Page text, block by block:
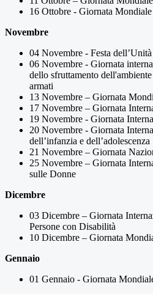
16 Ottobre - Giornata
Novembre
04 Novembre - Festa
06 Novembre - Giornata
dello sfruttamento
armati
13 Novembre – Giornata
17 Novembre – Giornata
19 Novembre - Giornata
20 Novembre - Giornata
dell’infanzia e dell’adolescenza
21 Novembre – Giornata
25 Novembre – Giornata
sulle Donne
Dicembre
03 Dicembre – Giornata
Persone con Disabilità
10 Dicembre – Giornata
Gennaio
01 Gennaio - Giornata